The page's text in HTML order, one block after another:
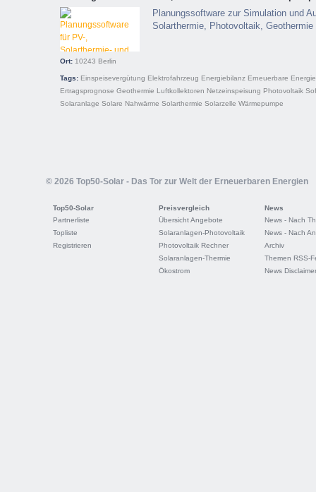
Planungssoftware zur Simulation und
Solarthermie, Photovoltaik,
Ort: 10243 Berlin
Tags: Einspeisevergütung Elektrofahrzeug Energiebilanz Erneuerbare
Ertragsprognose Geothermie Luftkollektoren Netzeinspeisung Photovoltaik
Solaranlage Solare Nahwärme Solarthermie Solarzelle Wärmepumpe
© 2026 Top50-Solar - Das Tor zur Welt der Erneuerbaren Energien
Top50-Solar
Partnerliste
Topliste
Registrieren
Preisvergleich
Übersicht Angebote
Solaranlagen-Photovoltaik
Photovoltaik Rechner
Solaranlagen-Thermie
Ökostrom
News
News - Nach
News - Nach
Archiv
Themen RSS-
News Disclaimer